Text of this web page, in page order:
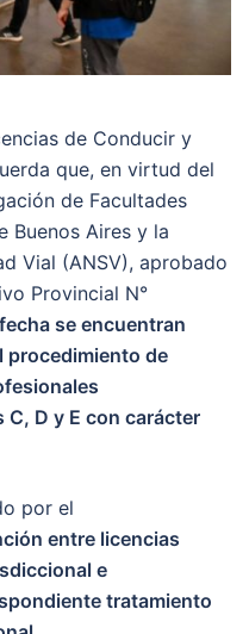
de Conducir y
que, en virtud del
de Facultades
Buenos Aires y la
Vial (ANSV), aprobado
Provincial N°
se encuentran
procedimiento de
D y E con carácter
por el
entre licencias
e
tratamiento